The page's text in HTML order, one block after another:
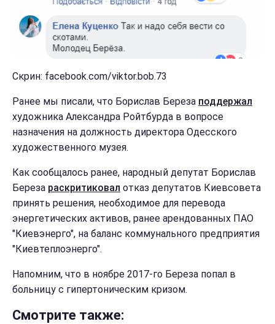
Скрин: facebook.com/viktor.bob.73
Ранее мы писали, что Борислав Береза поддержал
художника Александра Ройтбурда в вопросе
назначения на должность директора Одесского
художественного музея.
Как сообщалось ранее, народный депутат Борислав
Береза раскритиковал отказ депутатов Киевсовета
принять решения, необходимое для перевода
энергетических активов, ранее арендованных ПАО
"Киевэнерго", на баланс коммунального предприятия
"Киевтеплоэнерго".
Напомним, что в ноябре 2017-го Береза попал в
больницу с гипертоническим кризом.
Смотрите также: